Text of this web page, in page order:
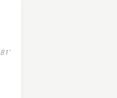
81'